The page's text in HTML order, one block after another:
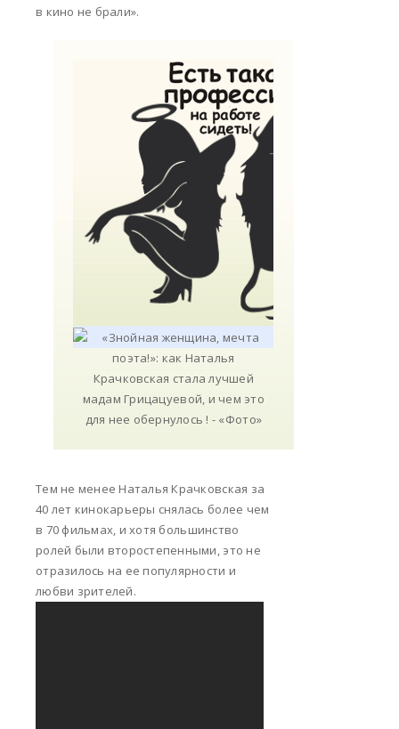
в кино не брали».
Тем не менее Наталья Крачковская за
40 лет кинокарьеры снялась более чем
в 70 фильмах, и хотя большинство
ролей были второстепенными, это не
отразилось на ее популярности и
любви зрителей.